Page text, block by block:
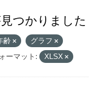
つかりました
齢
グラフ
ーマット: XLSX